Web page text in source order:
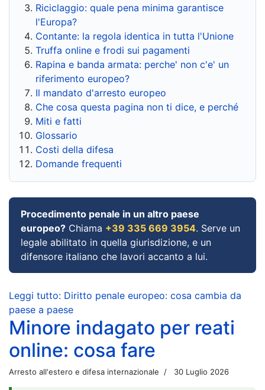
Riciclaggio: quale pena minima garantisce
l'Europa?
Contante: la regola identica in tutta l'Unione
Truffa online e frodi sui pagamenti
Rapina e banda armata: perche' non c'e' un
riferimento europeo?
Il mandato d'arresto europeo
Che cosa questa pagina non ti dice, e perché
Miti e fatti
Glossario
Costi della difesa
Domande frequenti
Procedimento penale in un altro paese
europeo? Chiama +39 335 669 3954. Serve un
legale abilitato in quella giurisdizione, e un
difensore italiano che lavori accanto a lui.
Leggi tutto: Diritto penale europeo: cosa cambia da
paese a paese
Minore indagato per reati
online: cosa fare
Arresto all'estero e difesa internazionale 30 Luglio 2026